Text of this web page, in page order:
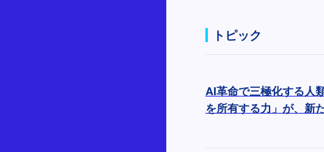
トピック
AI革命で三極化する
を所有する力」が、新